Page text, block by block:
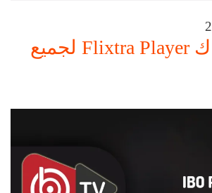
تفعيل اشتراك Flixtra Player لجميع